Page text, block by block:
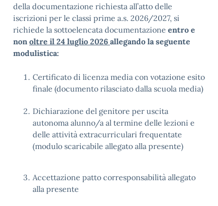
della documentazione richiesta all’atto delle
iscrizioni per le classi prime a.s. 2026/2027, si
richiede la sottoelencata documentazione entro e
non oltre il 24 luglio 2026 allegando la seguente
modulistica:
Certificato di licenza media con votazione esito
finale (documento rilasciato dalla scuola media)
Dichiarazione del genitore per uscita
autonoma alunno/a al termine delle lezioni e
delle attività extracurriculari frequentate
(modulo scaricabile allegato alla presente)
Accettazione patto corresponsabilità allegato
alla presente